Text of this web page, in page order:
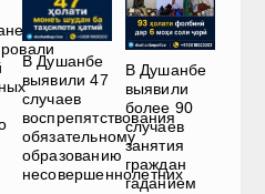
В Душанбе
выявили 47
случаев
воспрепятствования
обязательному
образованию
несовершеннолетних
В Душанбе
выявили
более 90
случаев
занятия
граждан
гаданием